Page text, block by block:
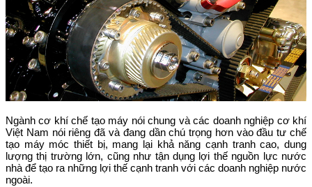
Ngành cơ khí chế tạo máy nói chung và các doanh nghiệp cơ khí
Việt Nam nói riêng đã và đang dần chú trọng hơn vào đầu tư chế
tạo máy móc thiết bị, mang lại khả năng cạnh tranh cao, dung
lượng thị trường lớn, cũng như tận dụng lợi thế nguồn lực nước
nhà để tạo ra những lợi thế cạnh tranh với các doanh nghiệp nước
ngoài.